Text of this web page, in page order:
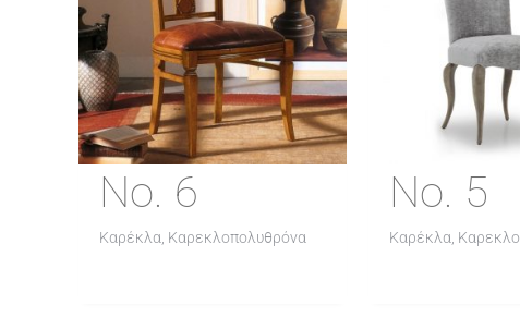
No. 6
Καρέκλα, Καρεκλοπολυθρόνα
No. 5
Καρέκλα,